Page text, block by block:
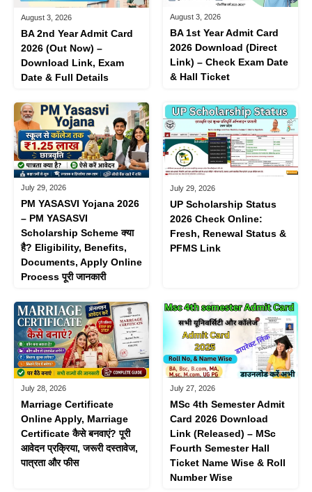
August 3, 2026
BA 2nd Year Admit Card
2026 (Out Now) –
Download Link, Exam
Date & Full Details
August 3, 2026
BA 1st Year Admit Card
2026 Download (Direct
Link) – Check Exam Date
& Hall Ticket
July 29, 2026
PM YASASVI Yojana 2026
– PM YASASVI
Scholarship Scheme क्या
है? Eligibility, Benefits,
Documents, Apply Online
Process पूरी जानकारी
July 29, 2026
UP Scholarship Status
2026 Check Online:
Fresh, Renewal Status &
PFMS Link
July 28, 2026
Marriage Certificate
Online Apply, Marriage
Certificate कैसे बनवाएं? पूरी
आवेदन प्रक्रिया, जरूरी दस्तावेज,
पात्रता और फीस
July 27, 2026
MSc 4th Semester Admit
Card 2026 Download
Link (Released) – MSc
Fourth Semester Hall
Ticket Name Wise & Roll
Number Wise